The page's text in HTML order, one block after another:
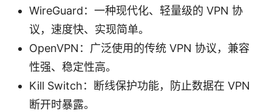
WireGuard：一种现代化、轻量级的 VPN 协
议，速度快、实现简单。
OpenVPN：广泛使用的传统 VPN 协议，兼容
性强、稳定性高。
Kill Switch：断线保护功能，防止数据在 VPN
断开时暴露。